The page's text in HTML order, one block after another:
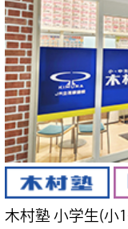
木村塾 小学生(小